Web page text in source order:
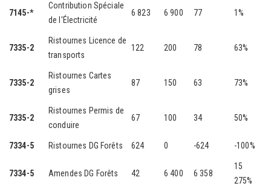
7145-*
Contribution Spéciale
de l'Électricité
6 823 6 900 77 1%
7335-2
Ristournes Licence de
transports
122 200 78 63%
7335-2
Ristournes Cartes
grises
87 150 63 73%
7335-2
Ristournes Permis de
conduire
67 100 34 50%
7334-5 Ristournes DG Forêts 624 0 -624 -100%
7334-5 Amendes DG Forêts 42 6 400 6 358
15
275%